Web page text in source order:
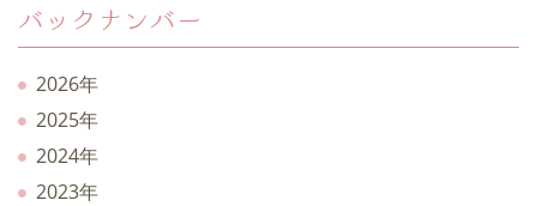
バックナンバー
2026年
2025年
2024年
2023年